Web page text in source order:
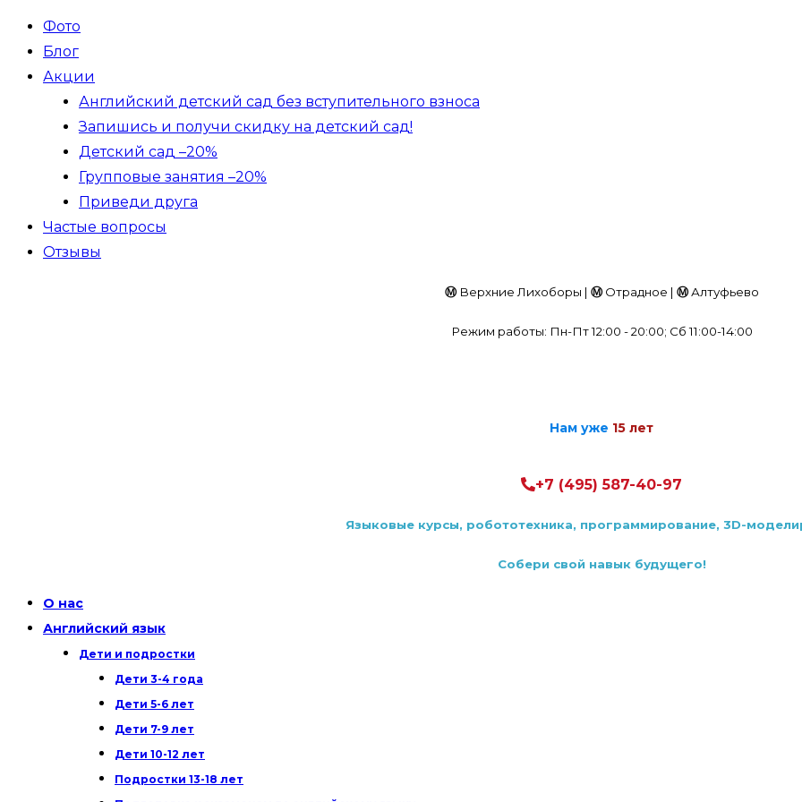
Фото
Блог
Акции
Английский детский сад без вступительного взноса
Запишись и получи скидку на детский сад!
Детский сад –20%
Групповые занятия –20%
Приведи друга
Частые вопросы
Отзывы
ⓂВерхние Лихоборы | ⓂОтрадное | ⓂАлтуфьево
Режим работы: Пн-Пт 12:00 - 20:00; Сб 11:00-14:00
Нам уже 15 лет
+7 (495) 587-40-97
Языковые курсы, робототехника, программирование, 3D-
Cобери свой навык будущего!
О нас
Английский язык
Дети и подростки
Дети 3-4 года
Дети 5-6 лет
Дети 7-9 лет
Дети 10-12 лет
Подростки 13-18 лет